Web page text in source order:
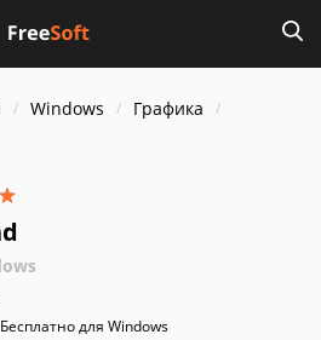
Windows
Графика
Бесплатно для Windows